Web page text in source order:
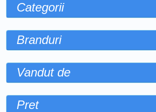
Categorii
Branduri
Vandut de
Pret